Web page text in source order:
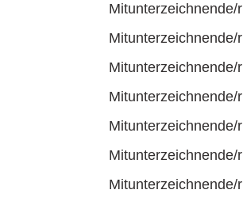
Mitunterzeichnende/r
Mitunterzeichnende/r
Mitunterzeichnende/r
Mitunterzeichnende/r
Mitunterzeichnende/r
Mitunterzeichnende/r
Mitunterzeichnende/r